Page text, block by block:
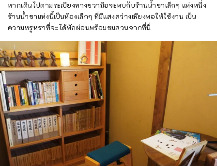
หากเดินไปตามระเบียงทางขวามือจะพบกับร้านน้ำชาเล็กๆ แห่งหนึ่ง
ร้านน้ำชาแห่งนี้เป็นห้องเล็กๆ ที่มีแสงสว่างเพียงพอให้ใช้งาน เป็น
ความหรูหราที่จะได้พักผ่อนพร้อมชมสวนจากที่นี่